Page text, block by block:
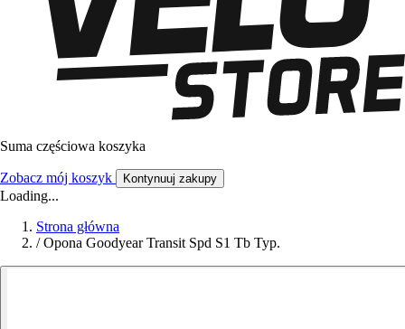
Suma częściowa koszyka
Zobacz mój koszyk Kontynuuj zakupy
Loading...
Strona główna
/ Opona Goodyear Transit Spd S1 Tb Typ.